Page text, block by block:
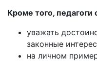
Кроме того, педагоги
уважать
законные
на личном